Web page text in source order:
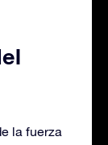
la fuerza